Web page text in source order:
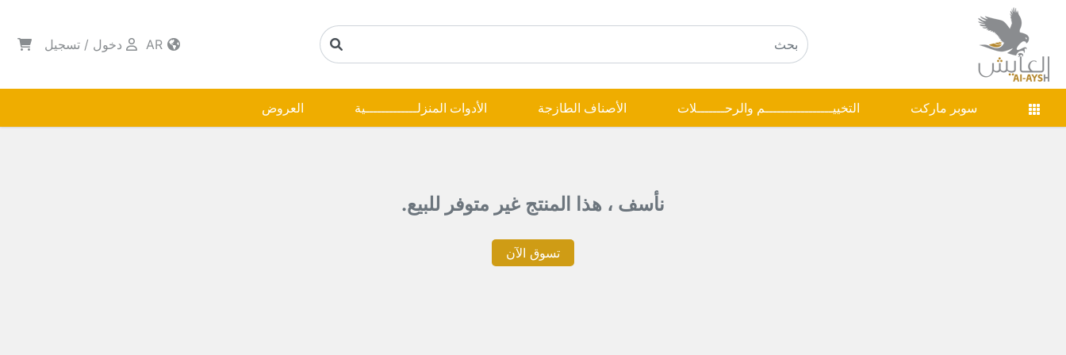
دخول / تسجيل
سوبر ماركت التخييـــــــــــــــــم والرحـــــــلات الأصناف الطازجة الأدوات المنزلـــــــــــــية العروض
نأسف ، هذا المنتج غير متوفر للبيع.
تسوق الآن